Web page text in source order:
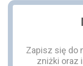
Zapisz się do
zniżki oraz